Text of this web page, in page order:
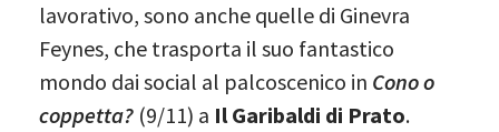
lavorativo, sono anche quelle di Ginevra
Feynes, che trasporta il suo fantastico
mondo dai social al palcoscenico in Cono o
coppetta? (9/11) a Il Garibaldi di Prato.